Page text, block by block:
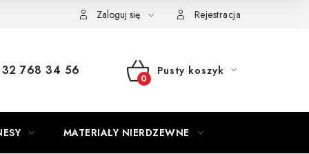
Zaloguj się Rejestracja
768 34 56
KOSZYK
Pusty koszyk
MATERIAŁY NIERDZEWNE